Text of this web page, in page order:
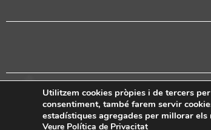
Avís legalPolítica de
Utilitzem cookies pròpies i de tercers
consentiment, també farem servir
estadístiques agregades per millorar
Veure Política de Privacitat